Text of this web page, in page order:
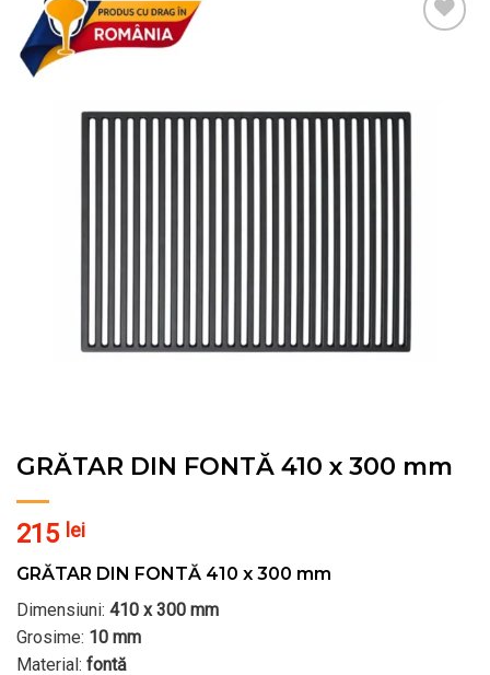
GRĂTAR DIN FONTĂ 410 x 300 mm
215 lei
GRĂTAR DIN FONTĂ 410 x 300 mm
Dimensiuni: 410 x 300 mm
Grosime: 10 mm
Material: fontă